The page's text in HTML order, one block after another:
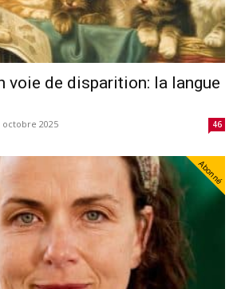
voie de disparition: la langue
octobre 2025 46
Abonné